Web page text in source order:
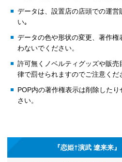
データは、設置店の店頭での運営
い｡
データの色や形状の変更、著作
わないでください。
許可無くノベルティグッズや販
律で罰せられますのでご注意くだ
POP内の著作権表示は削除した
さい。
『恋姫†演武 遼来来